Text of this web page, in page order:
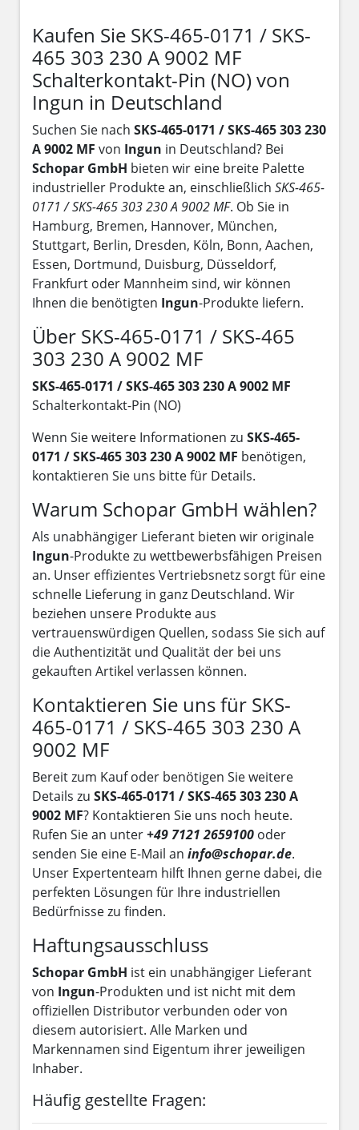
Kaufen Sie SKS-465-0171 / SKS-
465 303 230 A 9002 MF
Schalterkontakt-Pin (NO) von
Ingun in Deutschland
Suchen Sie nach SKS-465-0171 / SKS-465 303 230
A 9002 MF von Ingun in Deutschland? Bei
Schopar GmbH bieten wir eine breite Palette
industrieller Produkte an, einschließlich SKS-465-
0171 / SKS-465 303 230 A 9002 MF. Ob Sie in
Hamburg, Bremen, Hannover, München,
Stuttgart, Berlin, Dresden, Köln, Bonn, Aachen,
Essen, Dortmund, Duisburg, Düsseldorf,
Frankfurt oder Mannheim sind, wir können
Ihnen die benötigten Ingun-Produkte liefern.
Über SKS-465-0171 / SKS-465
303 230 A 9002 MF
SKS-465-0171 / SKS-465 303 230 A 9002 MF
Schalterkontakt-Pin (NO)
Wenn Sie weitere Informationen zu SKS-465-
0171 / SKS-465 303 230 A 9002 MF benötigen,
kontaktieren Sie uns bitte für Details.
Warum Schopar GmbH wählen?
Als unabhängiger Lieferant bieten wir originale
Ingun-Produkte zu wettbewerbsfähigen Preisen
an. Unser effizientes Vertriebsnetz sorgt für eine
schnelle Lieferung in ganz Deutschland. Wir
beziehen unsere Produkte aus
vertrauenswürdigen Quellen, sodass Sie sich auf
die Authentizität und Qualität der bei uns
gekauften Artikel verlassen können.
Kontaktieren Sie uns für SKS-
465-0171 / SKS-465 303 230 A
9002 MF
Bereit zum Kauf oder benötigen Sie weitere
Details zu SKS-465-0171 / SKS-465 303 230 A
9002 MF? Kontaktieren Sie uns noch heute.
Rufen Sie an unter+49 7121 2659100 oder
senden Sie eine E-Mail an info@schopar.de.
Unser Expertenteam hilft Ihnen gerne dabei, die
perfekten Lösungen für Ihre industriellen
Bedürfnisse zu finden.
Haftungsausschluss
Schopar GmbH ist ein unabhängiger Lieferant
von Ingun-Produkten und ist nicht mit dem
offiziellen Distributor verbunden oder von
diesem autorisiert. Alle Marken und
Markennamen sind Eigentum ihrer jeweiligen
Inhaber.
Häufig gestellte Fragen: